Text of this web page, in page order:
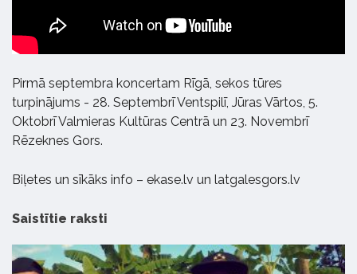
Pirmā septembra koncertam Rīgā, sekos tūres
turpinājums - 28. Septembrī Ventspilī, Jūras Vārtos, 5.
Oktobrī Valmieras Kultūras Centrā un 23. Novembrī
Rēzeknes Gors.
Biļetes un sīkāks info – ekase.lv un latgalesgors.lv
Saistītie raksti